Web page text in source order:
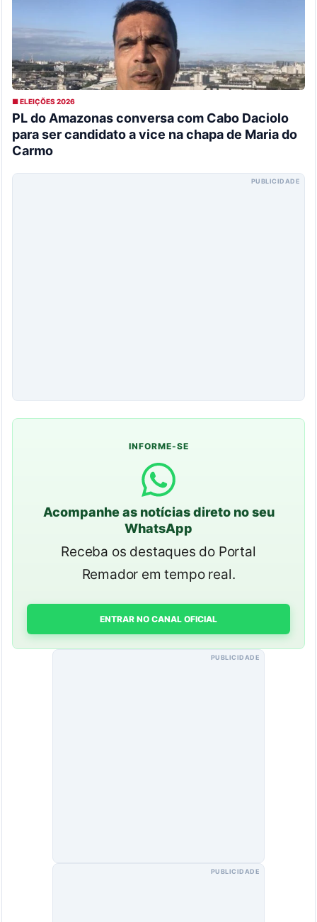
■ ELEIÇÕES 2026
PL do Amazonas conversa com Cabo Daciolo
para ser candidato a vice na chapa de Maria do
Carmo
PUBLICIDADE
INFORME-SE
Acompanhe as notícias direto no seu
WhatsApp
Receba os destaques do Portal
Remador em tempo real.
ENTRAR NO CANAL OFICIAL
PUBLICIDADE
PUBLICIDADE